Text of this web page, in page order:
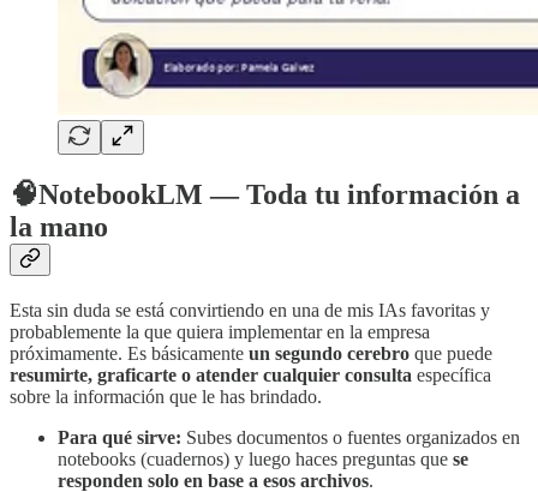
🧠NotebookLM — Toda tu información a
la mano
Esta sin duda se está convirtiendo en una de mis IAs favoritas y
probablemente la que quiera implementar en la empresa
próximamente. Es básicamente un segundo cerebro que puede
resumirte, graficarte o atender cualquier consulta específica
sobre la información que le has brindado.
Para qué sirve: Subes documentos o fuentes organizados en
notebooks (cuadernos) y luego haces preguntas que se
responden solo en base a esos archivos.